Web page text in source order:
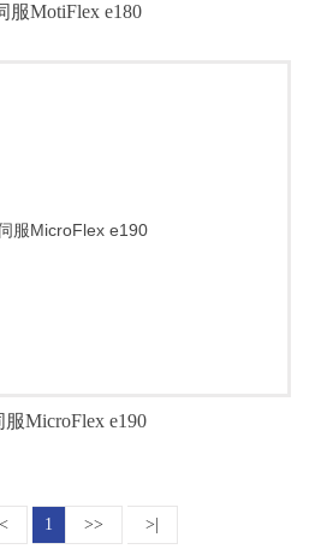
服MotiFlex e180
MicroFlex e190
1 >> >|